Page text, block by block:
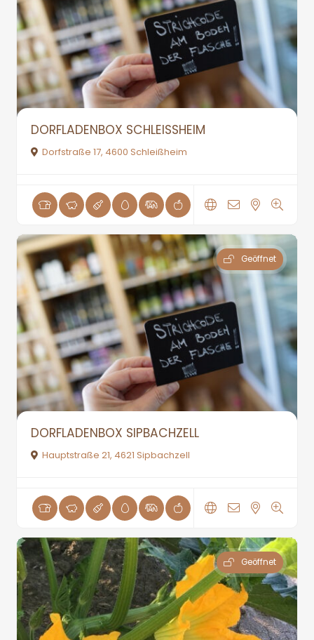
DORFLADENBOX SCHLEISSHEIM
Dorfstraße 17, 4600 Schleißheim
Geöffnet
DORFLADENBOX SIPBACHZELL
Hauptstraße 21, 4621 Sipbachzell
Geöffnet